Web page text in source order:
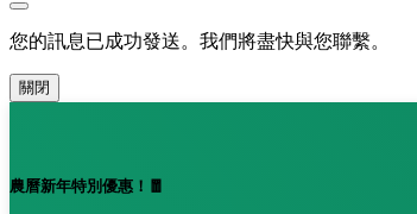
您的訊息已成功發送。我們將盡快與您聯繫。
關閉
農曆新年特別優惠！🧧